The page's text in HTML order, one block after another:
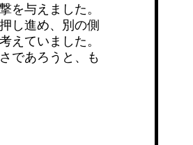
を与えました。
し進め、別の側
えていました。
であろうと、も